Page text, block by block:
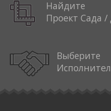
Найдите
Проект Сада /
Выберите